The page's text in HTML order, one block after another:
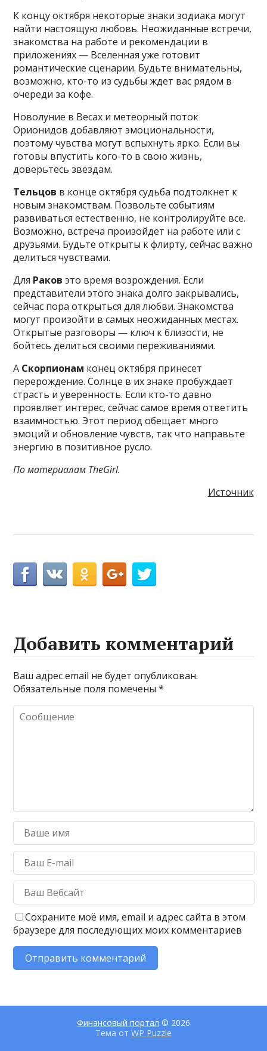
К концу октября некоторые знаки зодиака могут
найти настоящую любовь. Неожиданные встречи,
знакомства на работе и рекомендации в
приложениях — Вселенная уже готовит
романтические сценарии. Будьте внимательны,
возможно, кто-то из судьбы ждет вас рядом в
очереди за кофе.
Новолуние в Весах и метеорный поток
Орионидов добавляют эмоциональности,
поэтому чувства могут вспыхнуть ярко. Если вы
готовы впустить кого-то в свою жизнь,
доверьтесь звездам.
Тельцов в конце октября судьба подтолкнет к
новым знакомствам. Позвольте событиям
развиваться естественно, не контролируйте все.
Возможно, встреча произойдет на работе или с
друзьями. Будьте открыты к флирту, сейчас важно
делиться чувствами.
Для Раковэто время возрождения. Если
представители этого знака долго закрывались,
сейчас пора открыться для любви. Знакомства
могут произойти в самых неожиданных местах.
Открытые разговоры — ключ к близости, не
бойтесь делиться своими переживаниями.
А Скорпионам конец октября принесет
перерождение. Солнце в их знаке пробуждает
страсть и уверенность. Если кто-то давно
проявляет интерес, сейчас самое время ответить
взаимностью. Этот период обещает много
эмоций и обновление чувств, так что направьте
энергию в позитивное русло.
По материалам TheGirl.
Источник
Добавить комментарий
Ваш адрес email не будет опубликован.
Обязательные поля помечены*
Сохраните моё имя, email и адрес сайта в этом
браузере для последующих моих комментариев
Финансовый портал © 2026
Тема от WP Puzzle